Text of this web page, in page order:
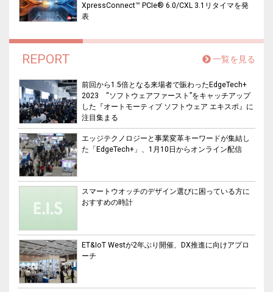
XpressConnect™ PCIe® 6.0/CXL 3.1リタイマを発
表
REPORT 一覧を見る
前回から1.5倍となる来場者で賑わったEdgeTech+
2023 “ソフトウェアファースト”をキャッチアップ
した『オートモーティブ ソフトウェア エキスポ』に
注目集まる
エッジテクノロジーと事業変革キーワードが集結し
た「EdgeTech+」、1月10日からオンライン配信
スマートウオッチのデザイン選びに困っている方に
おすすめの時計
ET&IoT Westが2年ぶり開催、DX推進に向けアプロ
ーチ